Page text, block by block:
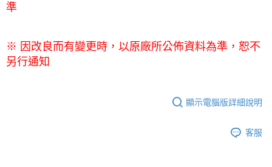
準
※ 因改良而有變更時，以原廠所公佈資料為準，恕不
另行通知
顯示電腦版詳細說明
客服